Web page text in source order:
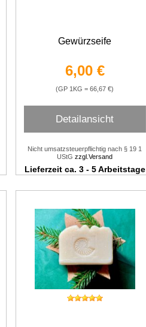
Gewürzseife
6,00 €
(GP 1KG = 66,67 €)
Detailansicht
Nicht umsatzsteuerpflichtig nach § 19 1
UStGzzgl.Versand
Lieferzeit ca. 3 - 5 Arbeitstage